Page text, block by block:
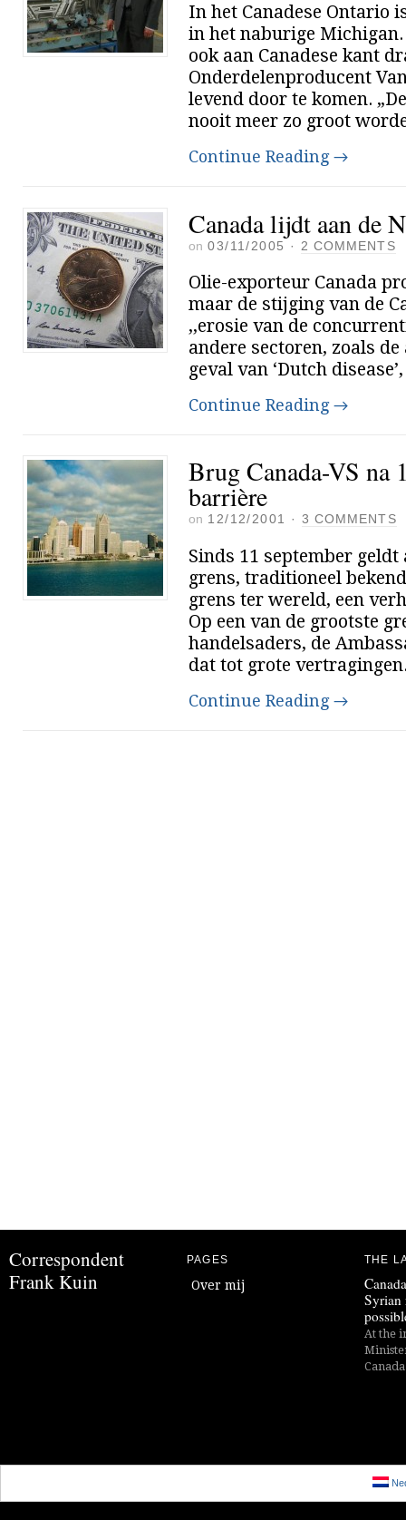
In het Canadese Ontario
in het naburige
ook aan Canadese kant
Onderdelenproducent
levend door te komen.
nooit meer zo groot
Continue Reading→
Canada lijdt aan de
on 03/11/2005 · 2 COMMENTS
Olie-exporteur Canada
maar de stijging van de
,,erosie van de
andere sectoren, zoals
geval van ‘Dutch
Continue Reading→
Brug Canada-VS na
barrière
on 12/12/2001 · 3 COMMENTS
Sinds 11 september
grens, traditioneel
grens ter wereld, een
Op een van de grootste
handelsaders, de
dat tot grote
Continue Reading→
Correspondent
Frank Kuin
PAGES
Over mij
THE
Syrian
At the